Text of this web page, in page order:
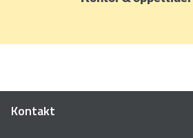
Kontakt